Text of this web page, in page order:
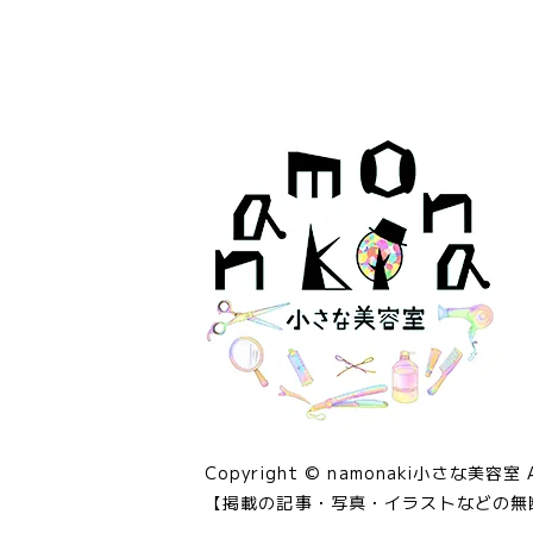
Copyright © namonaki小さな美容
【掲載の記事・写真・イラストなどの